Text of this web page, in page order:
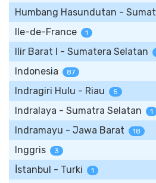
Humbang Hasundutan -
Ile-de-France 1
Ilir Barat I - Sumatera Selatan
Indonesia 87
Indragiri Hulu - Riau 5
Indralaya - Sumatra Selatan 1
Indramayu - Jawa Barat 18
Inggris 3
İstanbul - Turki 1